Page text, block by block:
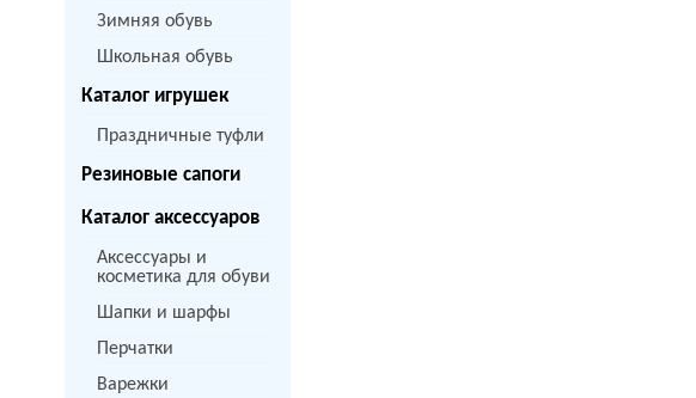
Зимняя обувь
Школьная обувь
Каталог игрушек
Праздничные туфли
Резиновые сапоги
Каталог аксессуаров
Аксессуары и
косметика для обуви
Шапки и шарфы
Перчатки
Варежки